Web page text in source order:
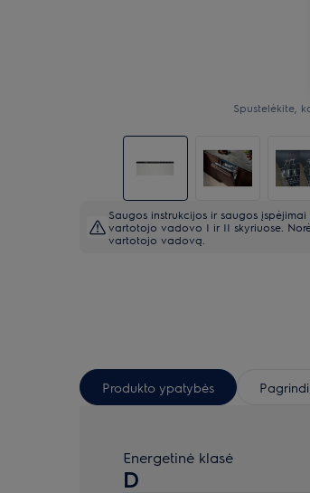
Spustelėkite,
Saugos instrukcijos ir saugos
vartotojo vadovo I ir II skyriuose.
vartotojo vadovą.
Produkto ypatybės
Energetinė klasė
D